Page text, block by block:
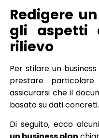
Redigere
gli aspetti
rilievo
Per stilare un
prestare
assicurarsi che il
basato su dati concreti.
Di seguito, ecco